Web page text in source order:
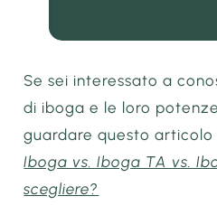
Se sei interessato a
di iboga e le loro
guardare questo
Iboga vs. Iboga TA vs.
scegliere?